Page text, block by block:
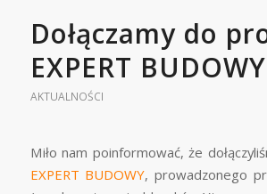
Dołączamy do
EXPERT BUDOWY
AKTUALNOŚCI
Miło nam poinformować, że
EXPERT BUDOWY, prowadzonego